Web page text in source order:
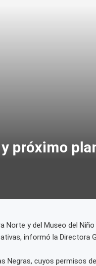
próximo
y del Museo del Niño
informó la Directora
Negras, cuyos permisos